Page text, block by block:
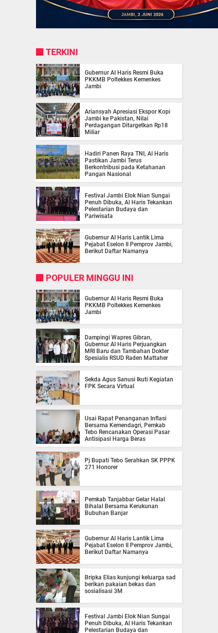
TERKINI
Gubernur Al Haris Resmi Buka
PKKMB Poltekkes Kemenkes
Jambi
Ariansyah Apresiasi Ekspor Kopi
Jambi ke Pakistan, Nilai
Perdagangan Ditargetkan Rp18
Miliar
Hadiri Panen Raya TNI, Al Haris
Pastikan Jambi Terus
Berkontribusi pada Ketahanan
Pangan Nasional
Festival Jambi Elok Nian Sungai
Penuh Dibuka, Al Haris Tekankan
Pelestarian Budaya dan
Pariwisata
Gubernur Al Haris Lantik Lima
Pejabat Eselon II Pemprov Jambi,
Berikut Daftar Namanya
POPULER MINGGU INI
Gubernur Al Haris Resmi Buka
PKKMB Poltekkes Kemenkes
Jambi
Dampingi Wapres Gibran,
Gubernur Al Haris Perjuangkan
MRI Baru dan Tambahan Dokter
Spesialis RSUD Raden Mattaher
Sekda Agus Sanusi Ikuti Kegiatan
FPK Secara Virtual
Usai Rapat Penanganan Inflasi
Bersama Kemendagri, Pemkab
Tebo Rencanakan Operasi Pasar
Antisipasi Harga Beras
Pj Bupati Tebo Serahkan SK PPPK
271 Honorer
Pemkab Tanjabbar Gelar Halal
Bihalal Bersama Kerukunan
Bubuhan Banjar
Gubernur Al Haris Lantik Lima
Pejabat Eselon II Pemprov Jambi,
Berikut Daftar Namanya
Bripka Elias kunjungi keluarga sad
berikan pakaian bekas dan
sosialisasi 3M
Festival Jambi Elok Nian Sungai
Penuh Dibuka, Al Haris Tekankan
Pelestarian Budaya dan